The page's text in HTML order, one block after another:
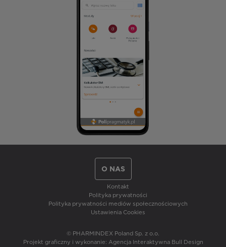
O NAS
Kontakt
Polityka prywatności
Polityka prywatności mediów społecznościowych
Ustawienia Cookies
© PHARMINDEX Poland Sp. z o.o.
Projekt graficzny i wykonanie: Agencja Interaktywna Bull Design